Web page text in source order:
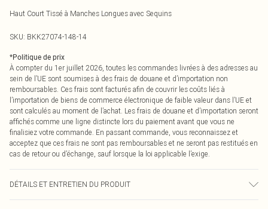
Haut Court Tissé à Manches Longues avec Sequins
SKU: BKK27074-148-14
*Politique de prix
À compter du 1er juillet 2026, toutes les commandes livrées à des adresses au
sein de l’UE sont soumises à des frais de douane et d’importation non
remboursables. Ces frais sont facturés afin de couvrir les coûts liés à
l’importation de biens de commerce électronique de faible valeur dans l’UE et
sont calculés au moment de l’achat. Les frais de douane et d’importation seront
affichés comme une ligne distincte lors du paiement avant que vous ne
finalisiez votre commande. En passant commande, vous reconnaissez et
acceptez que ces frais ne sont pas remboursables et ne seront pas restitués en
cas de retour ou d’échange, sauf lorsque la loi applicable l’exige.
DÉTAILS ET ENTRETIEN DU PRODUIT